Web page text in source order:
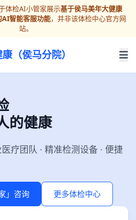
体检AI小管家展示基于侯马美年大健康
AI智能客服功能，并非该体检中心官方网
站。
（侯马分院）
的健康
疗团队 · 精准检测设备 · 便捷
」咨询 更多体检中心